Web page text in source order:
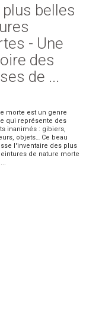
plus belles
- Une
des
de ...
morte est un genre
qui représente des
inanimés : gibiers,
objets… Ce beau
l'inventaire des plus
de nature morte